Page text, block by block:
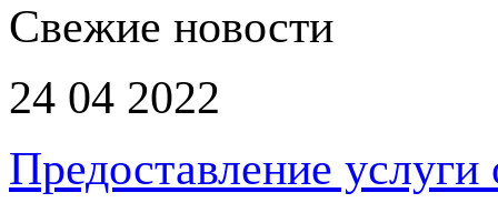
Свежие новости
24 04 2022
Предоставление